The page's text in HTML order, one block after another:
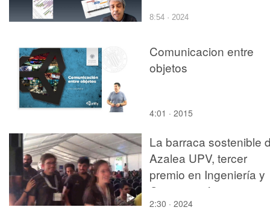
8:54 · 2024
Comunicacion entre
objetos
4:01 · 2015
La barraca sostenible
Azalea UPV, tercer
premio en Ingeniería y
Construcción
2:30 · 2024